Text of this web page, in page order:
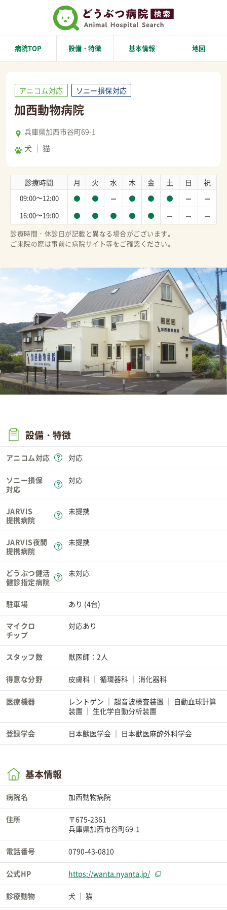
病院TOP 設備・特徴 基本情報 地図
アニコム対応 ソニー損保対応
加西動物病院
兵庫県加西市谷町69-1
犬 猫
診療時間 月 火 水 木 金 土 日 祝
09:00〜12:00
16:00〜19:00
診療時間・休診日が記載と異なる場合がございます。
ご来院の際は事前に病院サイト等をご確認ください。
設備・特徴
アニコム対応 対応
ソニー損保
対応
対応
JARVIS
提携病院
未提携
JARVIS夜間
提携病院
未提携
どうぶつ健活
健診指定病院
未対応
駐車場 あり (4台)
マイクロ
チップ
対応あり
スタッフ数 獣医師：2人
得意な分野 皮膚科 循環器科 消化器科
医療機器 レントゲン 超音波検査装置
自動血球計算
装置
生化学自動分析装置
登録学会 日本獣医学会 日本獣医麻酔外科学会
基本情報
病院名 加西動物病院
住所
〒675-2361
兵庫県加西市谷町69-1
電話番号 0790-43-0810
公式HP https://wanta.nyanta.jp/
診療動物 犬 猫